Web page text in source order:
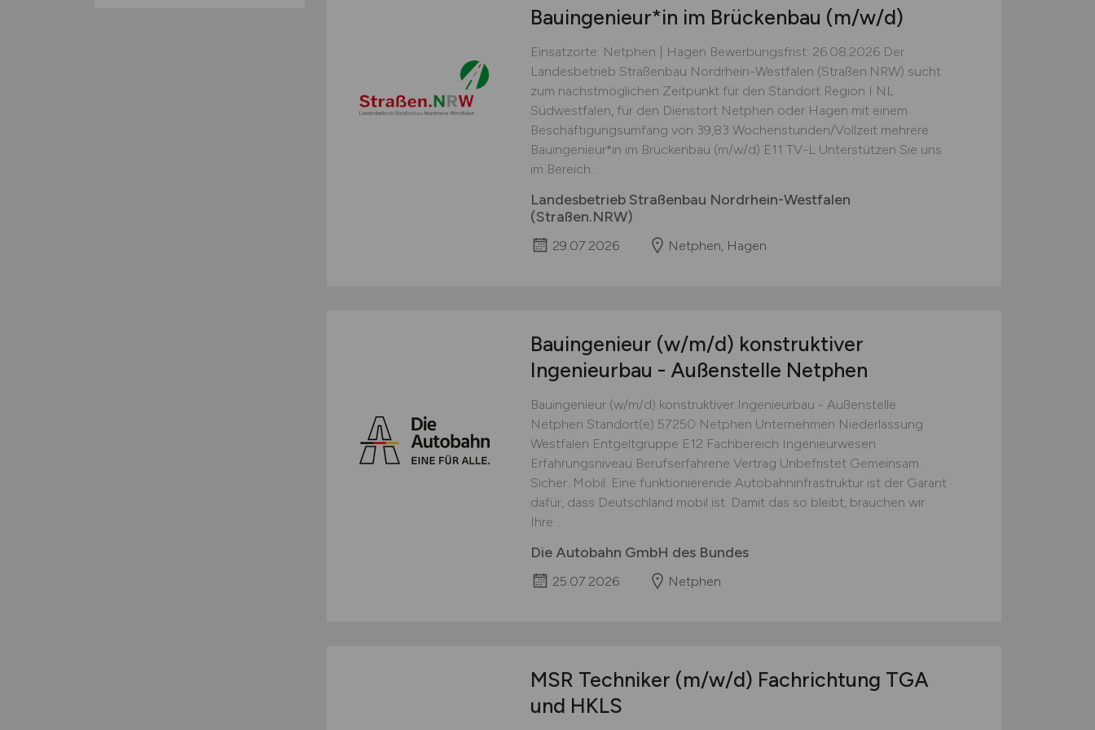
Bauingenieur*in im Brückenbau (m/w/d)
Einsatzorte: Netphen | Hagen Bewerbungsfrist: 26.08.2026 Der
Landesbetrieb Straßenbau Nordrhein-Westfalen (Straßen.NRW) sucht
zum nächstmöglichen Zeitpunkt für den Standort Region I NL
Südwestfalen, für den Dienstort Netphen oder Hagen mit einem
Beschäftigungsumfang von 39,83 Wochenstunden/Vollzeit mehrere
Bauingenieur*in im Brückenbau (m/w/d) E11 TV-L Unterstützen Sie uns
im Bereich...
Landesbetrieb Straßenbau Nordrhein-Westfalen
(Straßen.NRW)
29.07.2026 Netphen, Hagen
Bauingenieur (w/m/d) konstruktiver
Ingenieurbau - Außenstelle Netphen
Bauingenieur (w/m/d) konstruktiver Ingenieurbau - Außenstelle
Netphen Standort(e) 57250 Netphen Unternehmen Niederlassung
Westfalen Entgeltgruppe E12 Fachbereich Ingenieurwesen
Erfahrungsniveau Berufserfahrene Vertrag Unbefristet Gemeinsam.
Sicher. Mobil. Eine funktionierende Autobahninfrastruktur ist der Garant
dafür, dass Deutschland mobil ist. Damit das so bleibt, brauchen wir
Ihre...
Die Autobahn GmbH des Bundes
25.07.2026 Netphen
MSR Techniker (m/w/d) Fachrichtung TGA
und HKLS